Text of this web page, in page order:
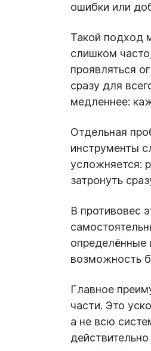
ошибки или
Такой подход
слишком
проявляться
сразу для
медленнее:
Отдельная
инструменты
усложняется:
затронуть
В противовес
определённые
возможность
Главное
части. Это
а не всю